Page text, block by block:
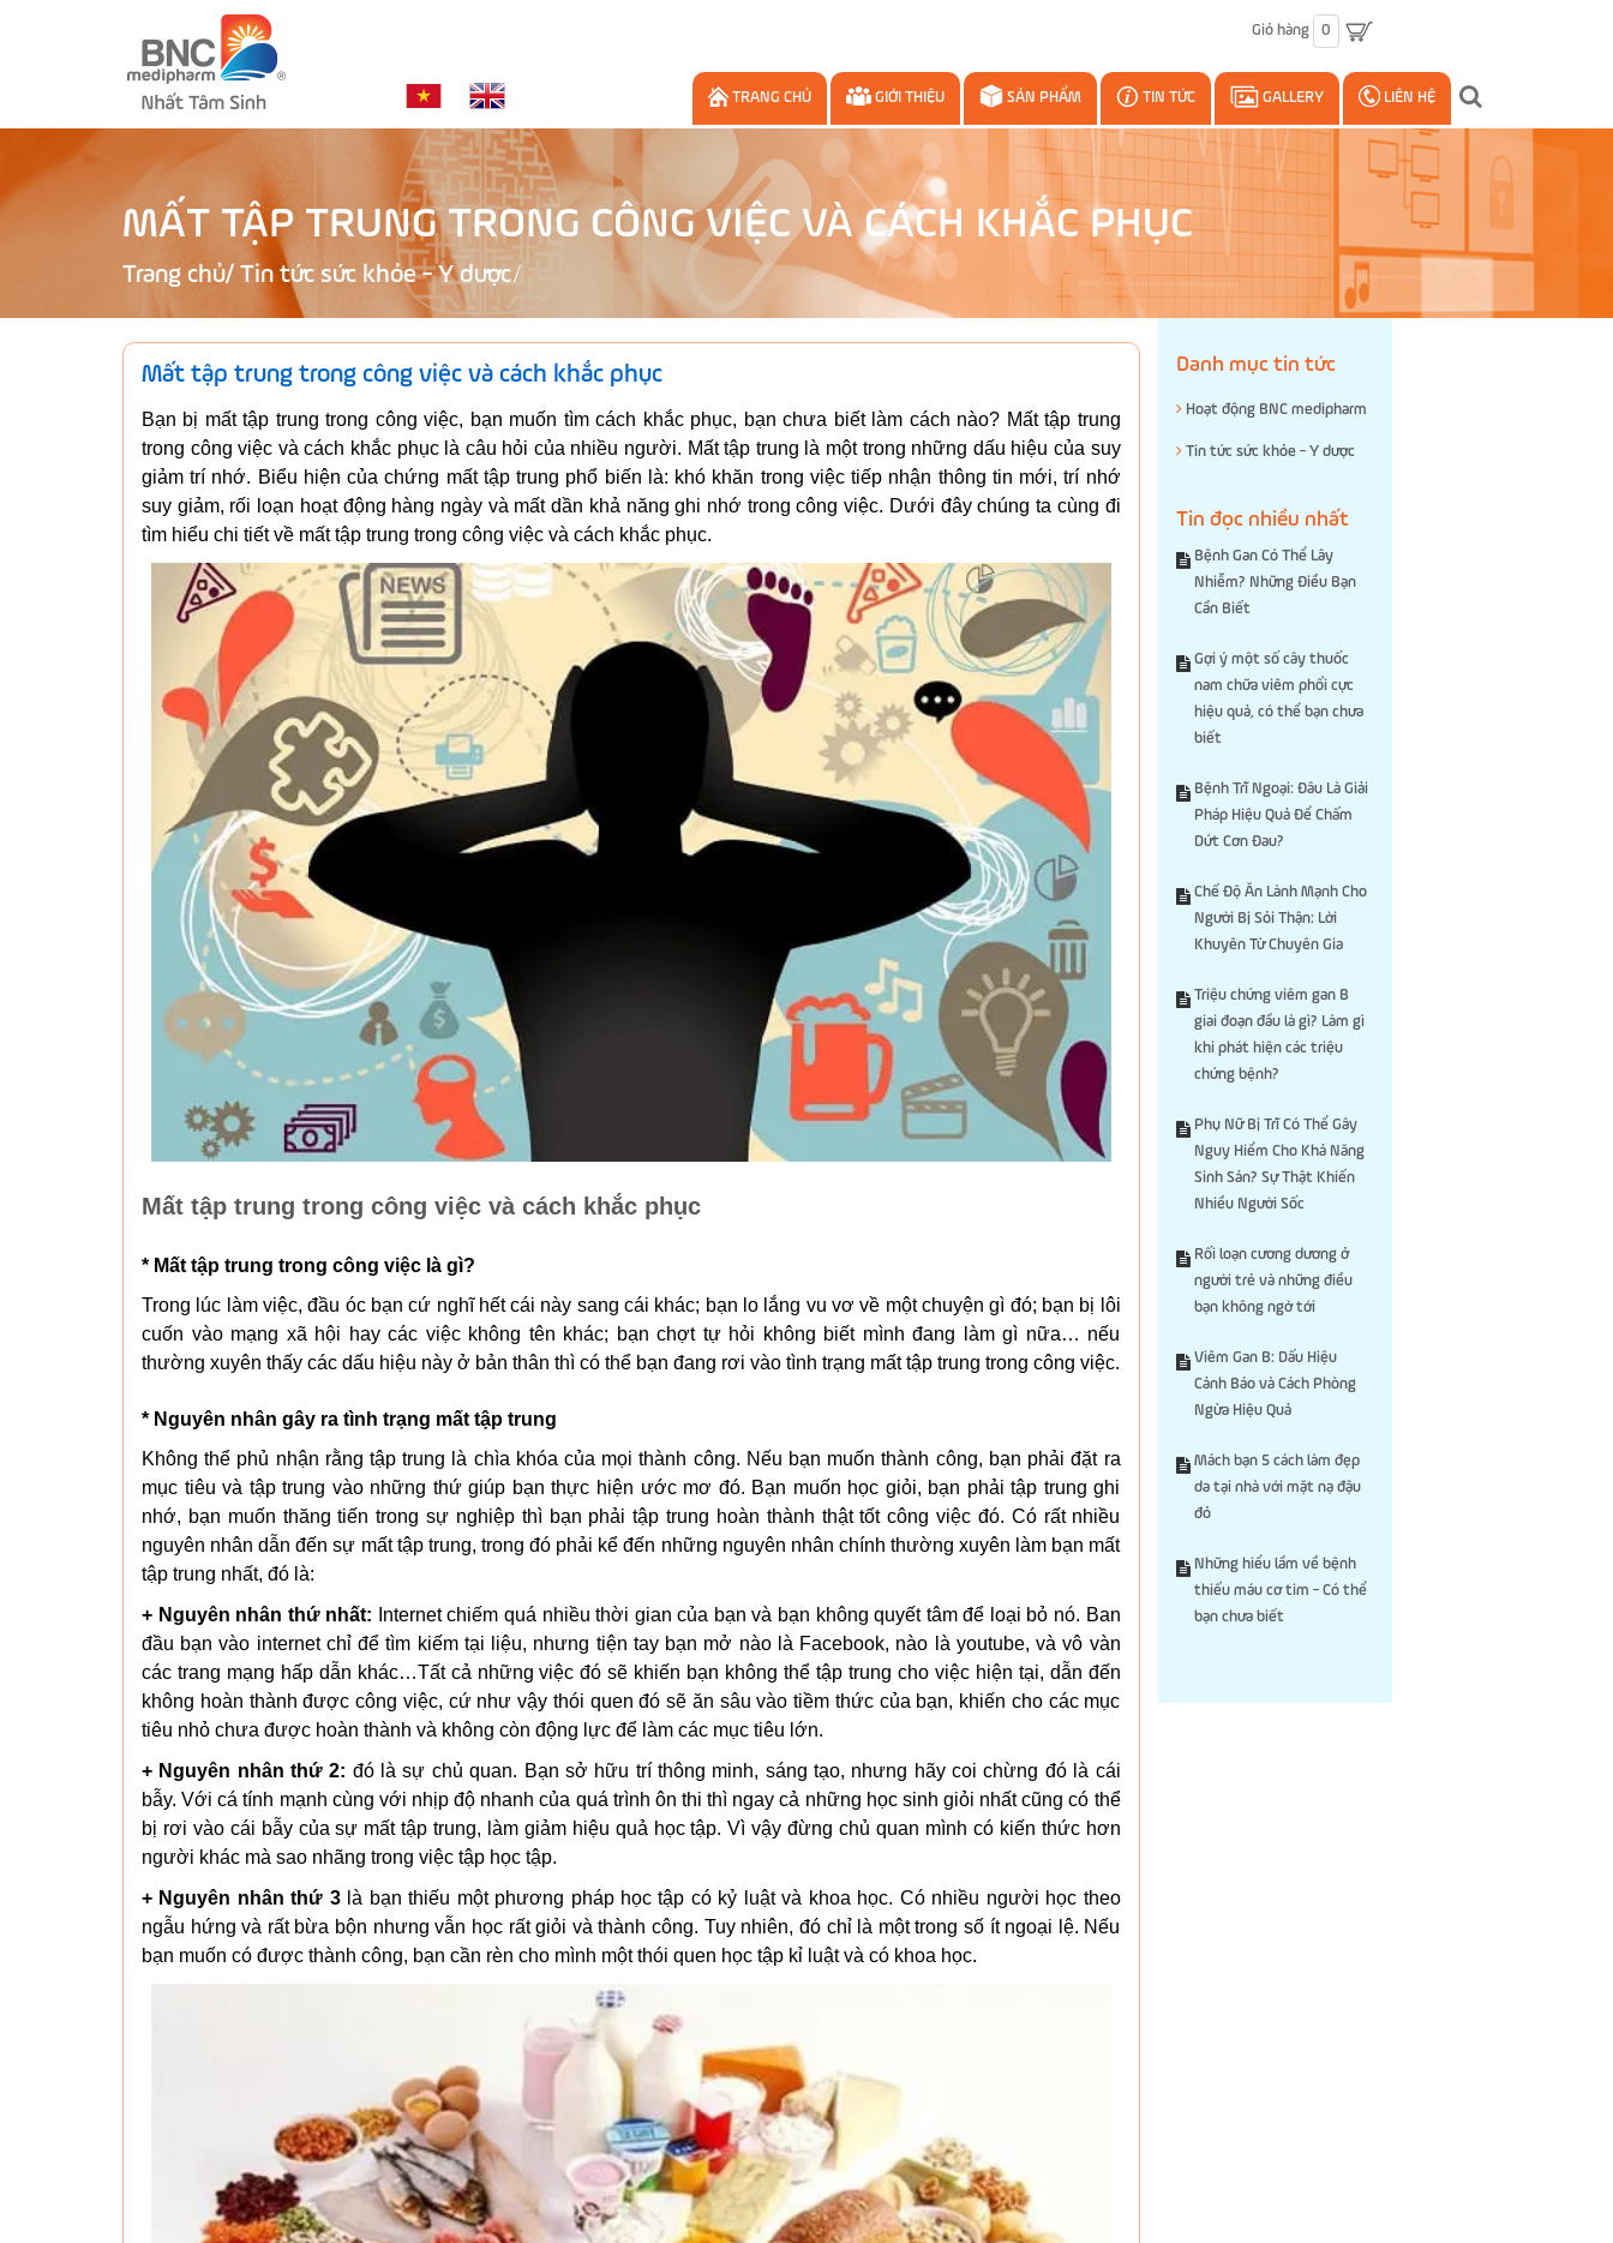
Giỏ hàng 0
TRANG CHỦ GIỚI THIỆU SẢN PHẨM TIN TỨC GALLERY LIÊN HỆ
MẤT TẬP TRUNG TRONG CÔNG VIỆC VÀ CÁCH KHẮC PHỤC
Trang chủ/ Tin tức sức khỏe - Y dược
Mất tập trung trong công việc và cách khắc phục
Bạn bị mất tập trung trong công việc, bạn muốn tìm cách khắc phục, bạn chưa biết làm cách nào? Mất tập trung
trong công việc và cách khắc phục là câu hỏi của nhiều người. Mất tập trung là một trong những dấu hiệu của suy
giảm trí nhớ. Biểu hiện của chứng mất tập trung phổ biến là: khó khăn trong việc tiếp nhận thông tin mới, trí nhớ
suy giảm, rối loạn hoạt động hàng ngày và mất dần khả năng ghi nhớ trong công việc. Dưới đây chúng ta cùng đi
tìm hiểu chi tiết về mất tập trung trong công việc và cách khắc phục.
Mất tập trung trong công việc và cách khắc phục
* Mất tập trung trong công việc là gì?
Trong lúc làm việc, đầu óc bạn cứ nghĩ hết cái này sang cái khác; bạn lo lắng vu vơ về một chuyện gì đó; bạn bị lôi
cuốn vào mạng xã hội hay các việc không tên khác; bạn chợt tự hỏi không biết mình đang làm gì nữa… nếu
thường xuyên thấy các dấu hiệu này ở bản thân thì có thể bạn đang rơi vào tình trạng mất tập trung trong công việc.
* Nguyên nhân gây ra tình trạng mất tập trung
Không thể phủ nhận rằng tập trung là chìa khóa của mọi thành công. Nếu bạn muốn thành công, bạn phải đặt ra
mục tiêu và tập trung vào những thứ giúp bạn thực hiện ước mơ đó. Bạn muốn học giỏi, bạn phải tập trung ghi
nhớ, bạn muốn thăng tiến trong sự nghiệp thì bạn phải tập trung hoàn thành thật tốt công việc đó. Có rất nhiều
nguyên nhân dẫn đến sự mất tập trung, trong đó phải kể đến những nguyên nhân chính thường xuyên làm bạn mất
tập trung nhất, đó là:
+ Nguyên nhân thứ nhất:
Internet chiếm quá nhiều thời gian của bạn và bạn không quyết tâm để loại bỏ nó. Ban
đầu bạn vào internet chỉ để tìm kiếm tại liệu, nhưng tiện tay bạn mở nào là Facebook, nào là youtube, và vô vàn
các trang mạng hấp dẫn khác…Tất cả những việc đó sẽ khiến bạn không thể tập trung cho việc hiện tại, dẫn đến
không hoàn thành được công việc, cứ như vậy thói quen đó sẽ ăn sâu vào tiềm thức của bạn, khiến cho các mục
tiêu nhỏ chưa được hoàn thành và không còn động lực để làm các mục tiêu lớn.
+ Nguyên nhân thứ 2: đó là sự chủ quan. Bạn sở hữu trí thông minh, sáng tạo, nhưng hãy coi chừng đó là cái
bẫy. Với cá tính mạnh cùng với nhịp độ nhanh của quá trình ôn thi thì ngay cả những học sinh giỏi nhất cũng có thể
bị rơi vào cái bẫy của sự mất tập trung, làm giảm hiệu quả học tập. Vì vậy đừng chủ quan mình có kiến thức hơn
người khác mà sao nhãng trong việc tập học tập.
+ Nguyên nhân thứ 3 là bạn thiếu một phương pháp học tập có kỷ luật và khoa học. Có nhiều người học theo
ngẫu hứng và rất bừa bộn nhưng vẫn học rất giỏi và thành công. Tuy nhiên, đó chỉ là một trong số ít ngoại lệ. Nếu
bạn muốn có được thành công, bạn cần rèn cho mình một thói quen học tập kỉ luật và có khoa học.
Danh mục tin tức
Hoạt động BNC medipharm
Tin tức sức khỏe - Y dược
Tin đọc nhiều nhất
Bệnh Gan Có Thể Lây
Nhiễm? Những Điều Bạn
Cần Biết
Gợi ý một số cây thuốc
nam chữa viêm phổi cực
hiệu quả, có thể bạn chưa
biết
Bệnh Trĩ Ngoại: Đâu Là Giải
Pháp Hiệu Quả Để Chấm
Dứt Cơn Đau?
Chế Độ Ăn Lành Mạnh Cho
Người Bị Sỏi Thận: Lời
Khuyên Từ Chuyên Gia
Triệu chứng viêm gan B
giai đoạn đầu là gì? Làm gì
khi phát hiện các triệu
chứng bệnh?
Phụ Nữ Bị Trĩ Có Thể Gây
Nguy Hiểm Cho Khả Năng
Sinh Sản? Sự Thật Khiến
Nhiều Người Sốc
Rối loạn cương dương ở
người trẻ và những điều
bạn không ngờ tới
Viêm Gan B: Dấu Hiệu
Cảnh Báo và Cách Phòng
Ngừa Hiệu Quả
Mách bạn 5 cách làm đẹp
da tại nhà với mặt nạ đậu
đỏ
Những hiểu lầm về bệnh
thiếu máu cơ tim - Có thể
bạn chưa biết